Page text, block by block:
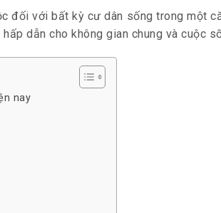
đối với bất kỳ cư dân sống trong một
dẫn cho không gian chung và cuộc
nay